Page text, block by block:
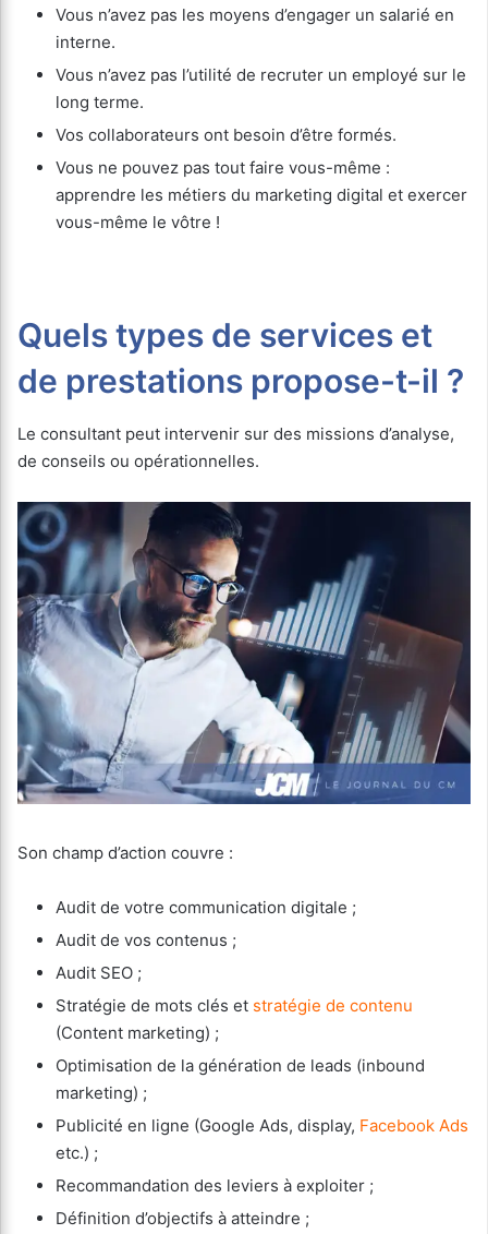
Vous n’avez pas les moyens d’engager un salarié en
interne.
Vous n’avez pas l’utilité de recruter un employé sur le
long terme.
Vos collaborateurs ont besoin d’être formés.
Vous ne pouvez pas tout faire vous-même :
apprendre les métiers du marketing digital et exercer
vous-même le vôtre !
Quels types de services et
de prestations propose-t-il ?
Le consultant peut intervenir sur des missions d’analyse,
de conseils ou opérationnelles.
Son champ d’action couvre :
Audit de votre communication digitale ;
Audit de vos contenus ;
Audit SEO ;
Stratégie de mots clés et stratégie de contenu
(Content marketing) ;
Optimisation de la génération de leads (inbound
marketing) ;
Publicité en ligne (Google Ads, display, Facebook Ads
etc.) ;
Recommandation des leviers à exploiter ;
Définition d’objectifs à atteindre ;